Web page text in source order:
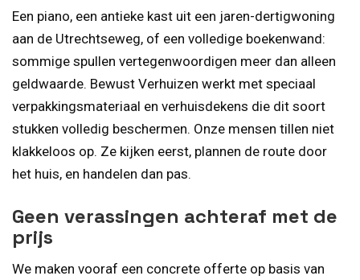
Een piano, een antieke kast uit een jaren-dertigwoning
aan de Utrechtseweg, of een volledige boekenwand:
sommige spullen vertegenwoordigen meer dan alleen
geldwaarde. Bewust Verhuizen werkt met speciaal
verpakkingsmateriaal en verhuisdekens die dit soort
stukken volledig beschermen. Onze mensen tillen niet
klakkeloos op. Ze kijken eerst, plannen de route door
het huis, en handelen dan pas.
Geen verassingen achteraf met de
prijs
We maken vooraf een concrete offerte op basis van